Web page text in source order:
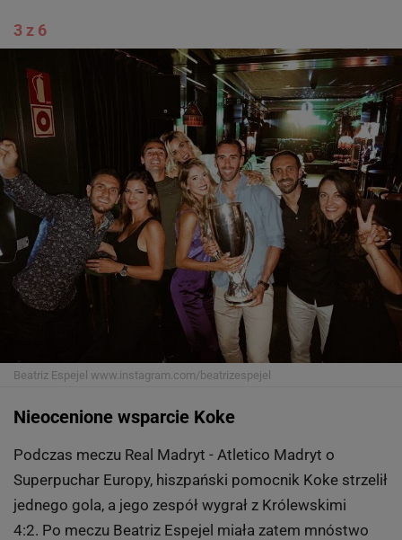
3 z 6
Beatriz Espejel www.instagram.com/beatrizespejel
Nieocenione wsparcie Koke
Podczas meczu Real Madryt - Atletico Madryt o
Superpuchar Europy, hiszpański pomocnik Koke strzelił
jednego gola, a jego zespół wygrał z Królewskimi
4:2. Po meczu Beatriz Espejel miała zatem mnóstwo